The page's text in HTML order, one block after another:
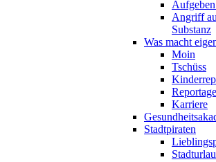
Angriff
Substanz
Was macht
Moin
Tschüss
Reportage
Karriere
Stadtpiraten